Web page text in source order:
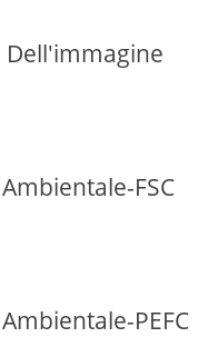
FSC
PEFC